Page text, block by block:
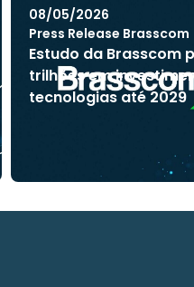
08/05/2026
Press Release Brasscom
Estudo da Brasscom
trilhões em
tecnologias até 2029